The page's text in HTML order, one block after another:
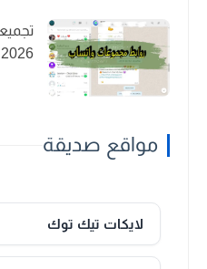
2026
مواقع صديقة
لايكات تيك توك